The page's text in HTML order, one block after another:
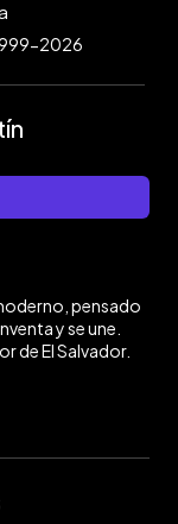
2026
pensado
y se une.
de El Salvador.